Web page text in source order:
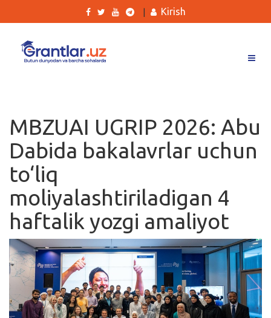
Ishlar
Kurslar
Blog
Yana
Qidirish
Kirish
Kirish
MBZUAI UGRIP 2026: Abu
Dabida bakalavrlar uchun
to‘liq
moliyalashtiriladigan 4
haftalik yozgi amaliyot